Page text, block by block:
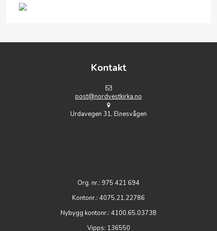
Kontakt
post@nordvestkirka.no
Urdavegen 31, Elnesvågen
Org. nr.: 975 421 694
Kontonr.: 4075.21.22786
Nybygg kontonr.: 4100.65.03738
Vipps: 136550